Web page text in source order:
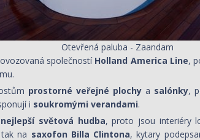
Otevřená paluba - Zaandam
společností Holland America Line,
.
prostorné veřejné plochy a salónky,
i soukromými verandami.
nejlepší světová hudba, proto jsou interiéry
na saxofon Billa Clintona, kytary